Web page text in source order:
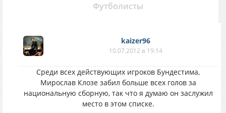
Футболисты
kaizer96
10.07.2012 в 19:14
Среди всех действующих игроков Бундестима,
Мирослав Клозе забил больше всех голов за
национальную сборную, так что я думаю он заслужил
место в этом списке.